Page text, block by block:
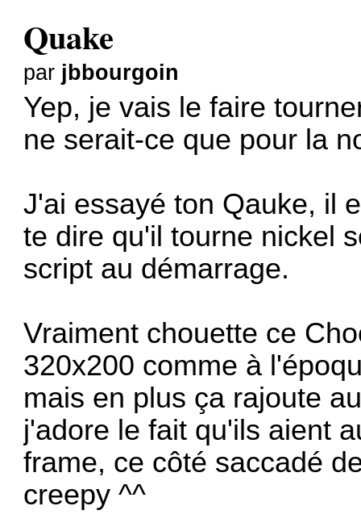
Quake
par jbbourgoin
Yep, je vais le faire
ne serait-ce que pour la
J'ai essayé ton Qauke, il
te dire qu'il tourne nickel
script au démarrage.
Vraiment chouette ce
320x200 comme à
mais en plus ça rajoute
j'adore le fait qu'ils aient
frame, ce côté saccadé
creepy ^^